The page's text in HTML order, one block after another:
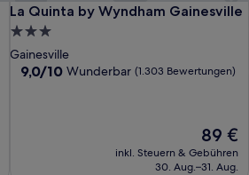
La Quinta by Wyndham Gainesville
La Quinta by Wyndham Gainesville
3.0-
Sterne-
Unterkunft
Gainesville
9.0
9,0/10 Wunderbar (1.303 Bewertungen)
Der
Preis
beträgt
89 €
inkl. Steuern & Gebühren
30. Aug.–31. Aug.